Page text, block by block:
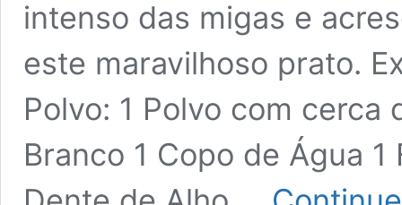
intenso das migas e
este maravilhoso prato.
Polvo: 1 Polvo com
Branco 1 Copo de Água